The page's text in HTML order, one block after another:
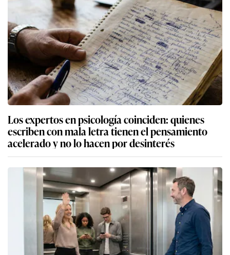
Los expertos en psicología coinciden: quienes
escriben con mala letra tienen el pensamiento
acelerado y no lo hacen por desinterés